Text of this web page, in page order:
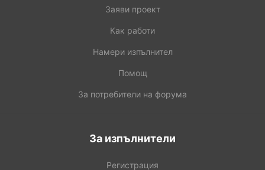
Заяви проект
Как работи
Намери изпълнител
Помощ
За потребители на форума
За изпълнители
Регистрация